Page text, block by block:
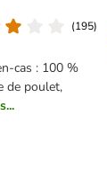
(195)
cas : 100 %
de poulet,